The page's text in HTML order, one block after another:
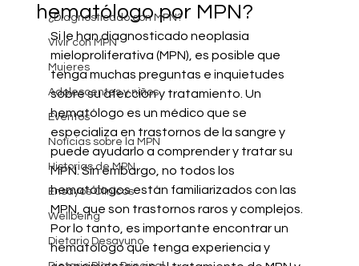
¿Diagnosticado con MPN?
Vivir con MPN
Mujeres
Adolescentes y niños
Eventos
Notícias sobre la MPN
Historias de MPN
Ensayos Clínicos
Wellbeing
Dietario Desayuno
hematólogo por MPN?
Si le han diagnosticado neoplasia
mieloproliferativa (MPN), es posible que
tenga muchas preguntas e inquietudes
sobre su afección y tratamiento. Un
hematólogo es un médico que se
especializa en trastornos de la sangre y
puede ayudarlo a comprender y tratar su
MPN. Sin embargo, no todos los
hematólogos están familiarizados con las
MPN, que son trastornos raros y complejos.
Por lo tanto, es importante encontrar un
hematólogo que tenga experiencia y